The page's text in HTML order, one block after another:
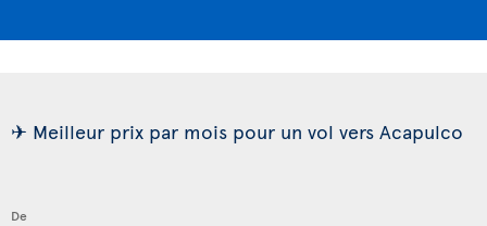
✈ Meilleur prix par mois pour un vol vers Acapulco
De